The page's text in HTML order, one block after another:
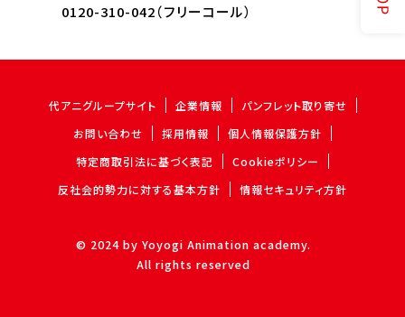
0120-310-042（フリーコール）
代アニグループサイト 企業情報
パンフレット取り寄せ
お問い合わせ
採用情報
個人情報保護方針
特定商取引法に基づく表記
Cookieポリシー
反社会的勢力に対する基本方針
情報セキュリティ方針
© 2024 by Yoyogi Animation academy.
All rights reserved